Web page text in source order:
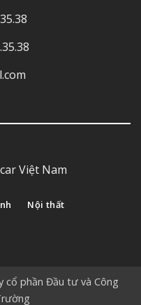
Việt Nam
Nội thất
cổ phần Đầu tư và Công